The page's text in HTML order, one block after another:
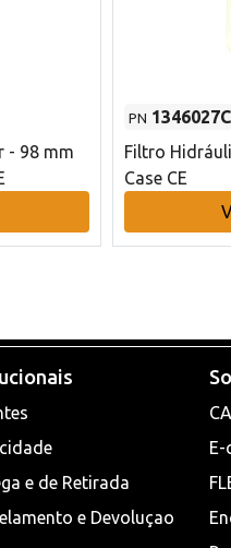
- 98 mm
PN
Filtro
Case CE
e de Retirada
e Devoluçao
E-